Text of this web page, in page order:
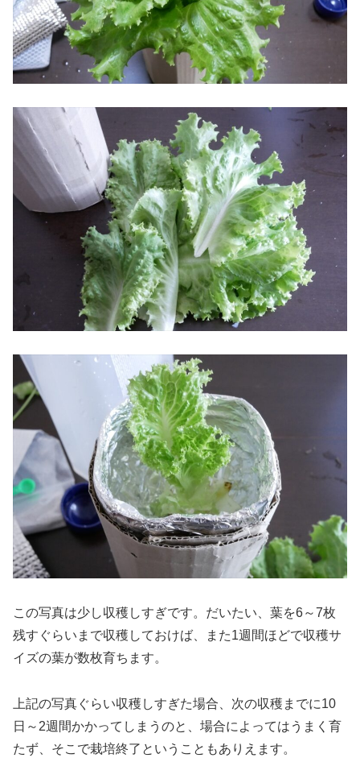
この写真は少し収穫しすぎです。だいたい、葉を6～7枚
残すぐらいまで収穫しておけば、また1週間ほどで収穫サ
イズの葉が数枚育ちます。
上記の写真ぐらい収穫しすぎた場合、次の収穫までに10
日～2週間かかってしまうのと、場合によってはうまく育
たず、そこで栽培終了ということもありえます。